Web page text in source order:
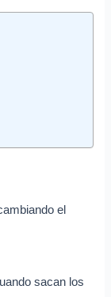
el
sacan los